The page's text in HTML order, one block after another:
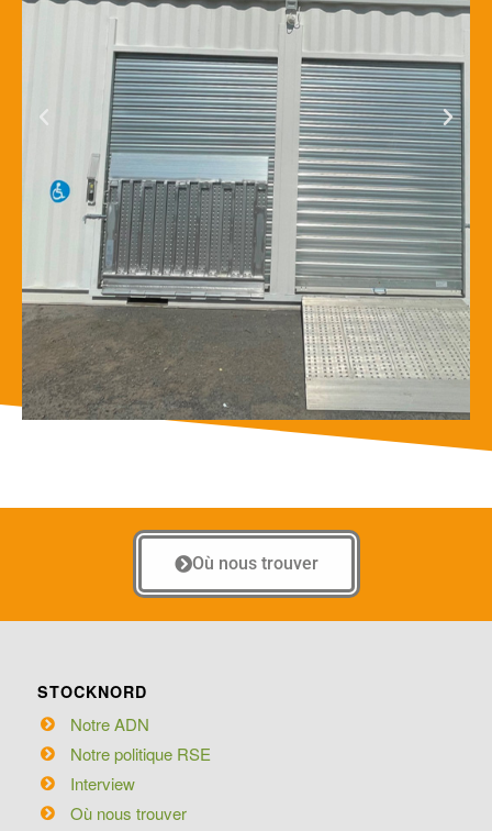
Où nous trouver
STOCKNORD
Notre ADN
Notre politique RSE
Interview
Où nous trouver